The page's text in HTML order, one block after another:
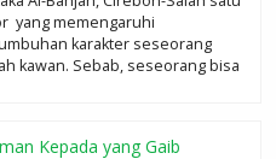
yang memengaruhi
karakter seseorang
kawan. Sebab, seseorang bisa
Kepada yang Gaib